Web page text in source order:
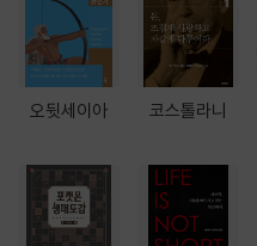
오뒷세이아 코스톨라니